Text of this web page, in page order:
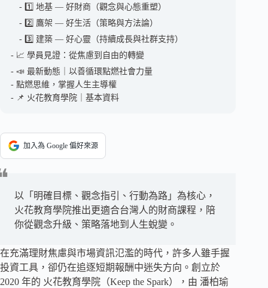
1️⃣ 地基 — 好財商（觀念與心態重塑）
2️⃣ 鷹架 — 好生活（策略與方法論）
3️⃣ 建築 — 好心靈（持續成長與社群支持）
📈 學員見證：從焦慮到自由的轉變
📣 最新動態｜以善循環點燃社會力量
點燃思維，掌握人生主導權
📌 火花教育學院｜基本資料
加入為 Google 偏好來源
以「明確目標、觀念指引、行動為路」為核心，
火花教育學院推出更適合台灣人的財商課程，陪
你從觀念升級、策略落地到人生蛻變。
在充滿理財焦慮與市場資訊氾濫的時代，許多人雖手握
投資工具，卻仍在追逐短期報酬中迷失方向。創立於
2020 年的 火花教育學院（Keep the Spark），由 潘柏瑜